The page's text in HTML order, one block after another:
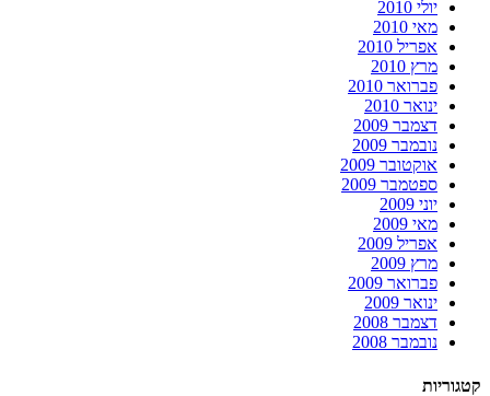
יולי 2010
מאי 2010
אפריל 2010
מרץ 2010
פברואר 2010
ינואר 2010
דצמבר 2009
נובמבר 2009
אוקטובר 2009
ספטמבר 2009
יוני 2009
מאי 2009
אפריל 2009
מרץ 2009
פברואר 2009
ינואר 2009
דצמבר 2008
נובמבר 2008
קטגוריות